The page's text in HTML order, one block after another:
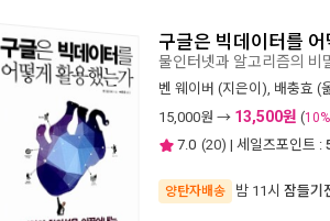
구글은 빅데이터를
물인터넷과 알고리즘의 비
벤 웨이버 (지은이), 배충효 (
15,000원 → 13,500원 (10%
7.0 (20) | 세일즈포인트 :
양탄자배송 밤 11시 잠들기